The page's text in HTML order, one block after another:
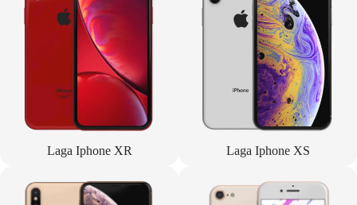
Laga Iphone XR Laga Iphone XS